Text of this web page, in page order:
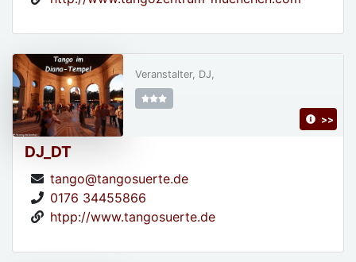
DJ_DT
tango@tangosuerte.de
0176 34455866
htpp://www.tangosuerte.de
Veranstalter, DJ,
>>